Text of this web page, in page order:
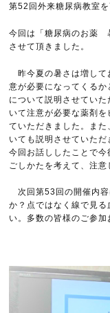
第52回外来糖尿病教室
今回は「糖尿病のお薬
させて頂きました。
昨今夏の暑さは増して
意が必要になってくる
について説明させてい
いて注意が必要な薬剤
ていただきました。ま
いても説明させていただ
今回お話ししたことで
ごしかたを考えて、注意
次回第53回の開催内
か？点ではなく線で見
い。多数の皆様のご参加